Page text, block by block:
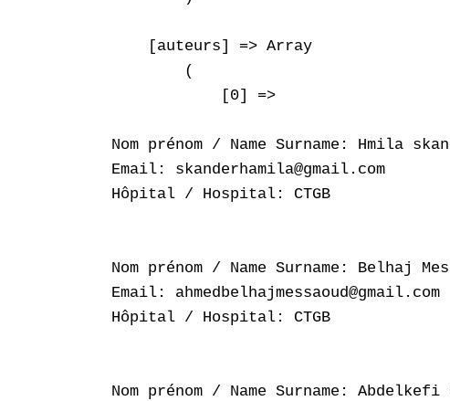
    [auteurs] => Array
        (
            [0] =>
Nom prénom / Name Surname: Hmila
Email: skanderhamila@gmail.com
Hôpital / Hospital: CTGB
Nom prénom / Name Surname: Belhaj
Email: ahmedbelhajmessaoud@gmail.com
Hôpital / Hospital: CTGB
Nom prénom / Name Surname: